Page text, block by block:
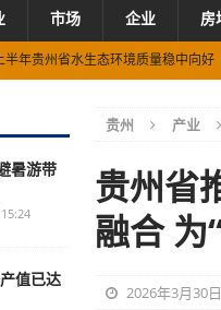
市场 企业 房
半年贵州省水生态环境质量稳中向好
经济提前升温 省外客源持续扩容
售收入实现两位数增长！上半年贵
门联合出台管理办法为工业固废回填
贵州 产业
贵州省
融合 为
2026年3月30
暑游带
值已达